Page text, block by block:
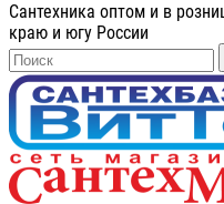
Сантехника оптом и в
краю и югу России